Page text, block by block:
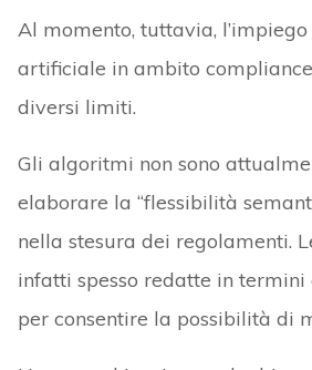
Al momento, tuttavia, l’impiego
artificiale in ambito
diversi limiti.
Gli algoritmi non sono
elaborare la “flessibilità
nella stesura dei regolamenti.
infatti spesso redatte in
per consentire la possibilità di